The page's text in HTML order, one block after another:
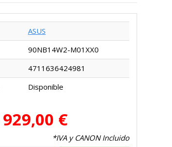
ASUS
90NB14W2-M01XX0
4711636424981
Disponible
929,00 €
*IVA y CANON Incluido